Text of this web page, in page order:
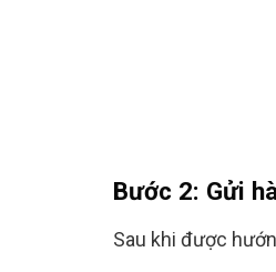
Bước 2: Gửi
Sau khi được